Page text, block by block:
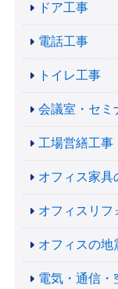
ドア工事
電話工事
トイレ工事
会議室・セミ
工場営繕工事
オフィス家具
オフィスリフ
オフィスの地
電気・通信・